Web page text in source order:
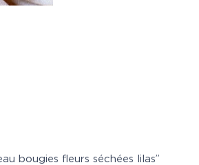
bougies fleurs séchées lilas”